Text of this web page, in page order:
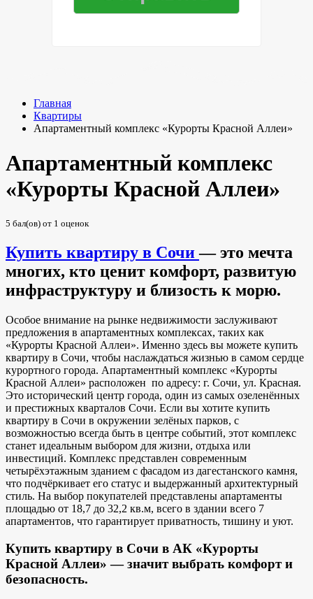
Главная
Квартиры
Апартаментный комплекс «Курорты Красной Аллеи»
Апартаментный комплекс
«Курорты Красной Аллеи»
5 бал(ов) от 1 оценок
Купить квартиру в Сочи— это мечта
многих, кто ценит комфорт, развитую
инфраструктуру и близость к морю.
Особое внимание на рынке недвижимости заслуживают
предложения в апартаментных комплексах, таких как
«Курорты Красной Аллеи». Именно здесь вы можете купить
квартиру в Сочи, чтобы наслаждаться жизнью в самом сердце
курортного города. Апартаментный комплекс «Курорты
Красной Аллеи» расположен по адресу: г. Сочи, ул. Красная.
Это исторический центр города, один из самых озеленённых
и престижных кварталов Сочи. Если вы хотите купить
квартиру в Сочи в окружении зелёных парков, с
возможностью всегда быть в центре событий, этот комплекс
станет идеальным выбором для жизни, отдыха или
инвестиций. Комплекс представлен современным
четырёхэтажным зданием с фасадом из дагестанского камня,
что подчёркивает его статус и выдержанный архитектурный
стиль. На выбор покупателей представлены апартаменты
площадью от 18,7 до 32,2 кв.м, всего в здании всего 7
апартаментов, что гарантирует приватность, тишину и уют.
Купить квартиру в Сочи в АК «Курорты
Красной Аллеи» — значит выбрать комфорт и
безопасность.